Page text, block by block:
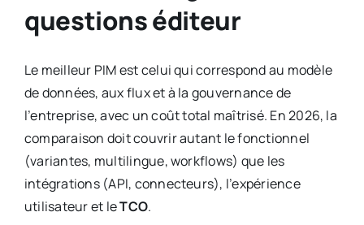
questions éditeur
Le meilleur PIM est celui qui correspond au modèle
de données, aux flux et à la gouvernance de
l’entreprise, avec un coût total maîtrisé. En 2026, la
comparaison doit couvrir autant le fonctionnel
(variantes, multilingue, workflows) que les
intégrations (API, connecteurs), l’expérience
utilisateur et leTCO.